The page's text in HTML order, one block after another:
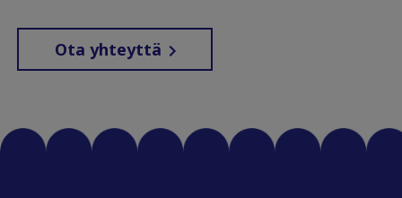
Ota yhteyttä